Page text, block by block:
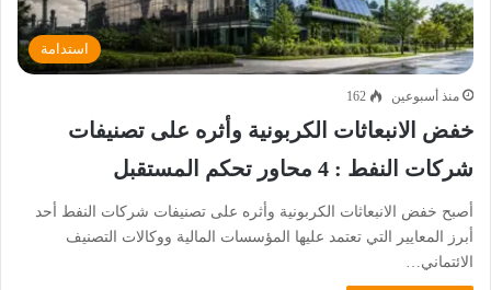
استدامة
منذ أسبوعين 162
خفض الانبعاثات الكربونية وأثره على تصنيفات
شركات النفط : 4 محاور تحكم المستقبل
أصبح خفض الانبعاثات الكربونية وأثره على تصنيفات شركات النفط أحد
أبرز المعايير التي تعتمد عليها المؤسسات المالية ووكالات التصنيف
الائتماني…